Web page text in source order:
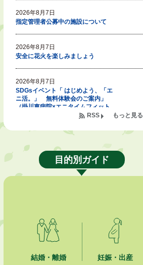
2026年8月7日
指定管理者公募中の施設について
2026年8月7日
安全に花火を楽しみましょう
2026年8月7日
SDGsイベント「 はじめよう、「エ
ニ活。」 無料体験会のご案内」
（掛川東病院×エニタイムフィット
「掛川の教育<統計書>」について
2026年8月6日
2026年8月6日
熱中症対策「クーリングシェルタ
ー」の設置について
もっと見る
RSS
目的別ガイド
結婚・離婚 妊娠・出産